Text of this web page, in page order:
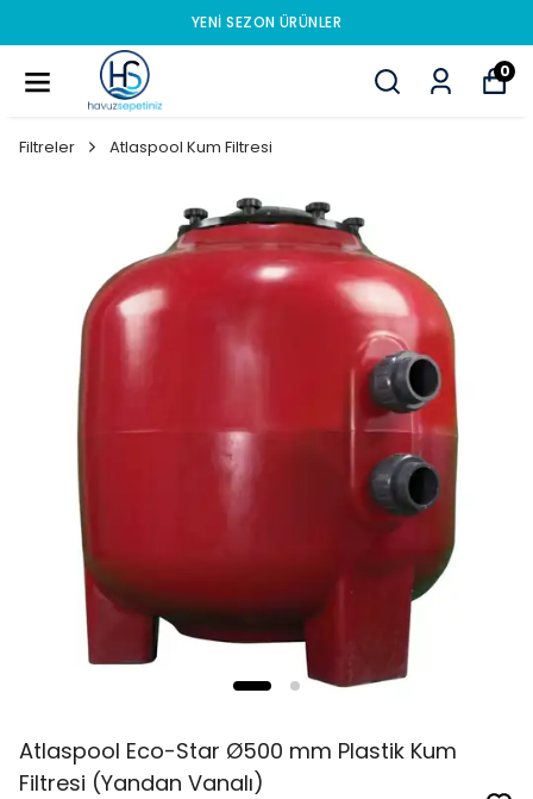
YENI SEZON ÜRÜNLER
0
Filtreler Atlaspool Kum Filtresi
Atlaspool Eco-Star Ø500 mm Plastik Kum
Filtresi (Yandan Vanalı)